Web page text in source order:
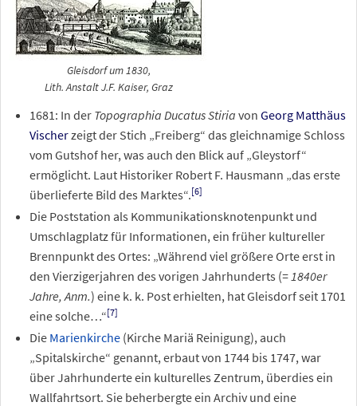
Gleisdorf um 1830,
Lith. Anstalt J.F. Kaiser, Graz
1681: In der Topographia Ducatus Stiria von Georg Matthäus
Vischerzeigt der Stich „Freiberg“ das gleichnamige Schloss
vom Gutshof her, was auch den Blick auf „Gleystorf“
ermöglicht. Laut Historiker Robert F. Hausmann „das erste
überlieferte Bild des Marktes“.[6]
Die Poststation als Kommunikationsknotenpunkt und
Umschlagplatz für Informationen, ein früher kultureller
Brennpunkt des Ortes: „Während viel größere Orte erst in
den Vierzigerjahren des vorigen Jahrhunderts (=1840er
Jahre, Anm.) eine k. k. Post erhielten, hat Gleisdorf seit 1701
eine solche…“[7]
Die Marienkirche(Kirche Mariä Reinigung), auch
„Spitalskirche“ genannt, erbaut von 1744 bis 1747, war
über Jahrhunderte ein kulturelles Zentrum, überdies ein
Wallfahrtsort. Sie beherbergte ein Archiv und eine